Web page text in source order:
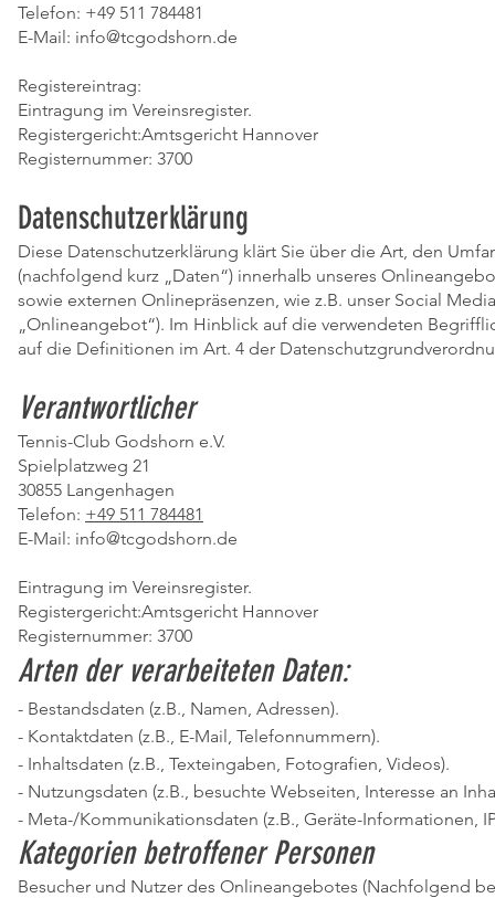
Telefon: +49 511 784481
E-Mail: info@tcgodshorn.de
Registereintrag:
Eintragung im Vereinsregister.
Registergericht:Amtsgericht Hannover
Registernummer: 3700
Datenschutzerklärung
Diese Datenschutzerklärung klärt Sie über die Art, den
(nachfolgend kurz „Daten“) innerhalb unseres
sowie externen Onlinepräsenzen, wie z.B. unser Social
„Onlineangebot“). Im Hinblick auf die verwendeten
auf die Definitionen im Art. 4 der
Verantwortlicher
Tennis-Club Godshorn e.V.
Spielplatzweg 21
30855 Langenhagen
Telefon: +49 511 784481
E-Mail: info@tcgodshorn.de
Eintragung im Vereinsregister.
Registergericht:Amtsgericht Hannover
Registernummer: 3700
Arten der verarbeiteten Daten:
- Bestandsdaten (z.B., Namen, Adressen).
- Kontaktdaten (z.B., E-Mail, Telefonnummern).
- Inhaltsdaten (z.B., Texteingaben, Fotografien, Videos).
- Nutzungsdaten (z.B., besuchte Webseiten, Interesse an
- Meta-/Kommunikationsdaten (z.B., Geräte-Informationen,
Kategorien betroffener Personen
Besucher und Nutzer des Onlineangebotes (Nachfolgend